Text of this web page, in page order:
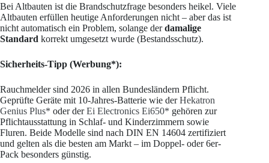
Bei Altbauten ist die Brandschutzfrage besonders heikel. Viele
Altbauten erfüllen heutige Anforderungen nicht – aber das ist
nicht automatisch ein Problem, solange derdamalige
Standard korrekt umgesetzt wurde (Bestandsschutz).
Sicherheits-Tipp (Werbung*):
Rauchmelder sind 2026 in allen Bundesländern Pflicht.
Geprüfte Geräte mit 10-Jahres-Batterie wie derHekatron
Genius Plus* oder derEi Electronics Ei650* gehören zur
Pflichtausstattung in Schlaf- und Kinderzimmern sowie
Fluren. Beide Modelle sind nach DIN EN 14604 zertifiziert
und gelten als die besten am Markt – im Doppel- oder 6er-
Pack besonders günstig.